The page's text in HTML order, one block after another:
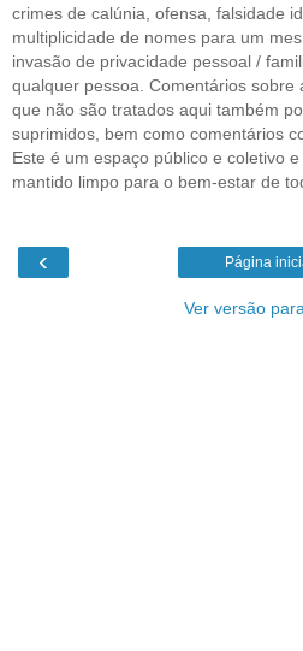
crimes de calúnia, ofensa, falsidade
multiplicidade de nomes para um
invasão de privacidade pessoal /
qualquer pessoa. Comentários sobre
que não são tratados aqui também
suprimidos, bem como comentários
Este é um espaço público e coletivo
mantido limpo para o bem-estar de
‹ Página
Ver versão